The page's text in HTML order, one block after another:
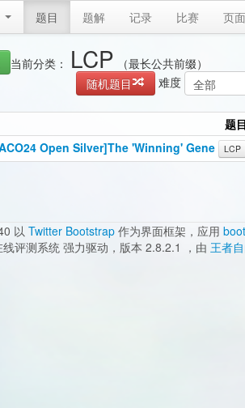
题目 题解 记录 比赛 页面
当前分类： LCP （最长公共前缀）
随机题目
难度
题
Open Silver]The 'Winning' Gene LCP
以 Twitter Bootstrap 作为界面框架，应用
评测系统 强力驱动，版本 2.8.2.1 ，由 王者